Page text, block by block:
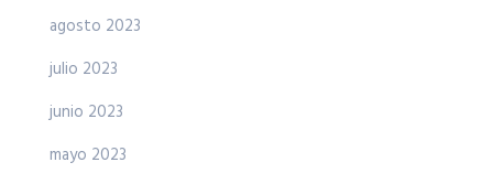
agosto 2023
julio 2023
junio 2023
mayo 2023